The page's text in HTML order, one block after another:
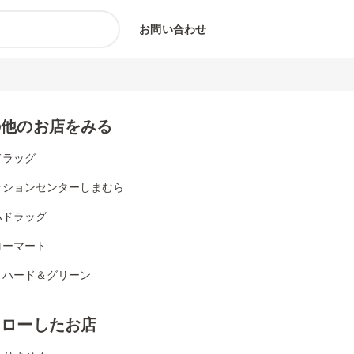
お問い合わせ
のお店をみる
ラッグ
ョンセンターしまむら
ドラッグ
マート
ハード＆グリーン
ーしたお店